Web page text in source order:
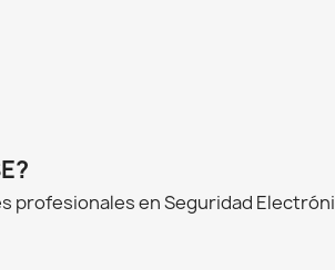
profesionales en Seguridad